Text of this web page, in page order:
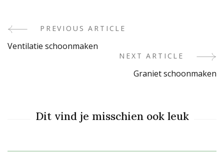
PostPREVIOUS ARTICLE
Ventilatie schoonmaken
NEXT ARTICLE
Graniet schoonmaken
Dit vind je misschien ook leuk